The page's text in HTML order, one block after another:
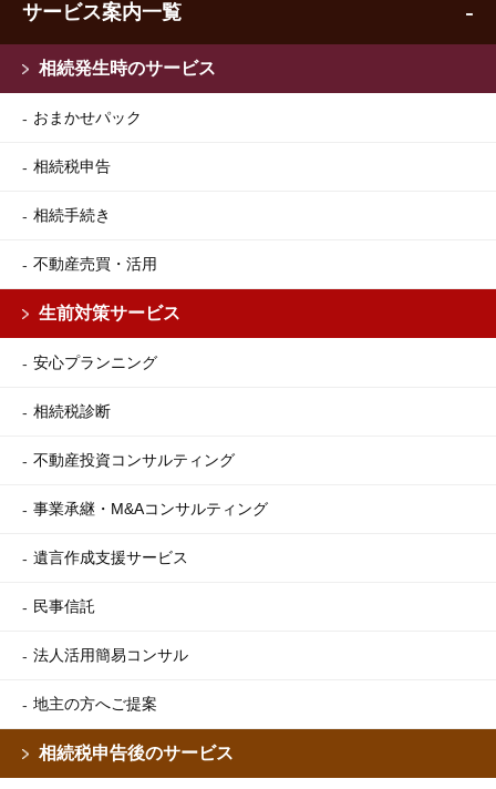
サービス案内一覧
相続発生時のサービス
おまかせパック
相続税申告
相続手続き
不動産売買・活用
生前対策サービス
安心プランニング
相続税診断
不動産投資コンサルティング
事業承継・M&Aコンサルティング
遺言作成支援サービス
民事信託
法人活用簡易コンサル
地主の方へご提案
相続税申告後のサービス